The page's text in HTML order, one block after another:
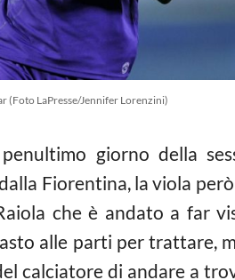
(Foto LaPresse/Jennifer Lorenzini)
giorno della
Fiorentina, la viola
che è andato a far
alle parti per trattare,
calciatore di andare a